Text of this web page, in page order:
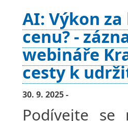
AI: Výkon
cenu? -
webináře
cesty k
30. 9. 2025 -
Podívejte